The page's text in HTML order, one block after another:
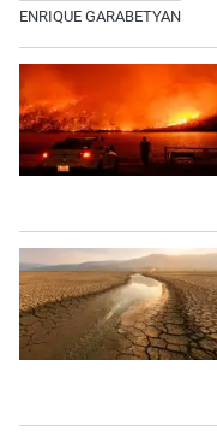
ENRIQUE GARABETYAN